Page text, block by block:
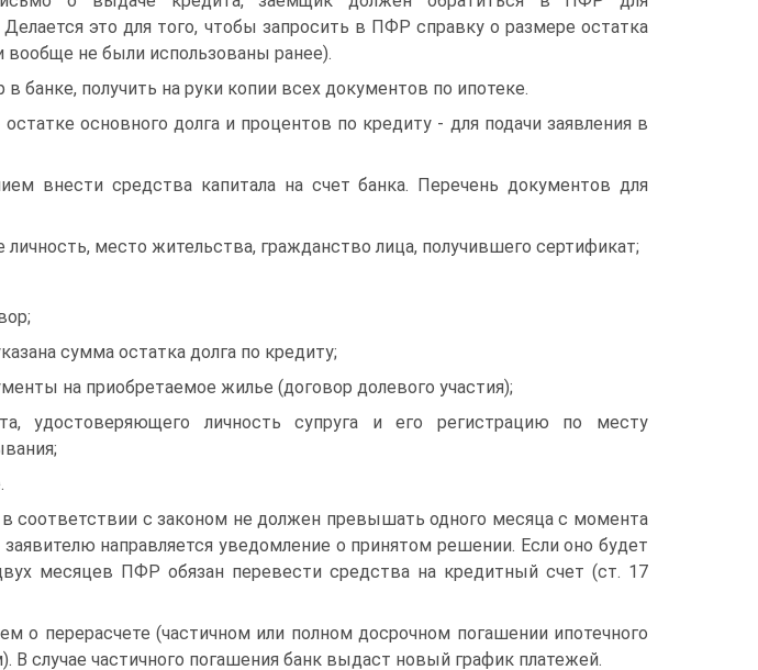
Делается это для того, чтобы запросить в ПФР справку о размере остатка
вообще не были использованы ранее).
банке, получить на руки копии всех документов по ипотеке.
основного долга и процентов по кредиту - для подачи заявления в
внести средства капитала на счет банка. Перечень документов для
место жительства, гражданство лица, получившего сертификат;
сумма остатка долга по кредиту;
на приобретаемое жилье (договор долевого участия);
удостоверяющего личность супруга и его регистрацию по месту
в соответствии с законом не должен превышать одного месяца с момента
направляется уведомление о принятом решении. Если оно будет
месяцев ПФР обязан перевести средства на кредитный счет (ст. 17
о перерасчете (частичном или полном досрочном погашении ипотечного
В случае частичного погашения банк выдаст новый график платежей.